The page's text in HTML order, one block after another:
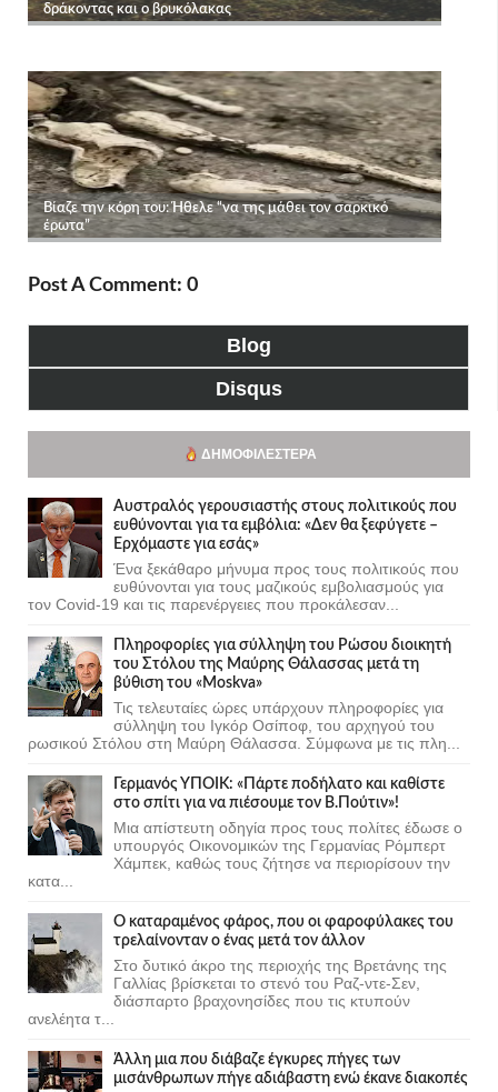
Post A Comment: 0
Blog
Disqus
ΔΗΜΟΦΙΛΈΣΤΕΡΑ
Αυστραλός γερουσιαστής στους πολιτικούς που
ευθύνονται για τα εμβόλια: «Δεν θα ξεφύγετε –
Ερχόμαστε για εσάς»
Ένα ξεκάθαρο μήνυμα προς τους πολιτικούς που
ευθύνονται για τους μαζικούς εμβολιασμούς για
τον Covid-19 και τις παρενέργειες που προκάλεσαν...
Πληροφορίες για σύλληψη του Ρώσου διοικητή
του Στόλου της Mαύρης Θάλασσας μετά τη
βύθιση του «Moskva»
Τις τελευταίες ώρες υπάρχουν πληροφορίες για
σύλληψη του Ιγκόρ Οσίποφ, του αρχηγού του
ρωσικού Στόλου στη Μαύρη Θάλασσα. Σύμφωνα με τις πλη...
Γερμανός ΥΠΟΙΚ: «Πάρτε ποδήλατο και καθίστε
στο σπίτι για να πιέσουμε τον Β.Πούτιν»!
Μια απίστευτη οδηγία προς τους πολίτες έδωσε ο
υπουργός Οικονομικών της Γερμανίας Ρόμπερτ
Χάμπεκ, καθώς τους ζήτησε να περιορίσουν την
κατα...
Ο καταραμένος φάρος, που οι φαροφύλακες του
τρελαίνονταν ο ένας μετά τον άλλον
Στο δυτικό άκρο της περιοχής της Βρετάνης της
Γαλλίας βρίσκεται το στενό του Ραζ-ντε-Σεν,
διάσπαρτο βραχονησίδες που τις κτυπούν
ανελέητα τ...
Άλλη μια που διάβαζε έγκυρες πήγες των
μισάνθρωπων πήγε αδιάβαστη ενώ έκανε διακοπές